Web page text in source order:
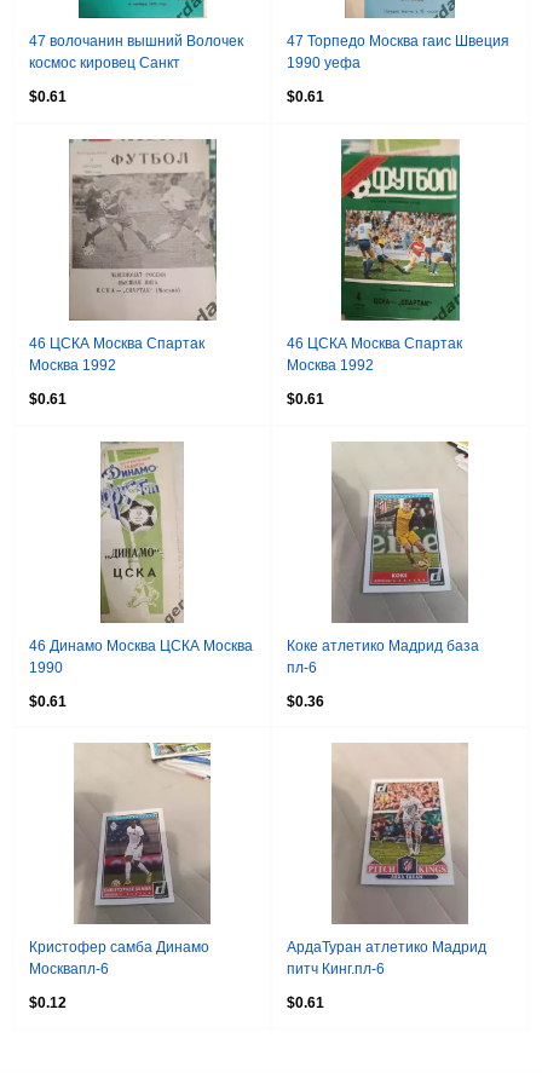
47 волочанин вышний Волочек
космос кировец Санкт
$0.61
47 Торпедо Москва гаис Швеция
1990 уефа
$0.61
46 ЦСКА Москва Спартак
Москва 1992
$0.61
46 ЦСКА Москва Спартак
Москва 1992
$0.61
46 Динамо Москва ЦСКА Москва
1990
$0.61
Коке атлетико Мадрид база
пл-6
$0.36
Кристофер самба Динамо
Москвапл-6
$0.12
АрдаТуран атлетико Мадрид
питч Кинг.пл-6
$0.61